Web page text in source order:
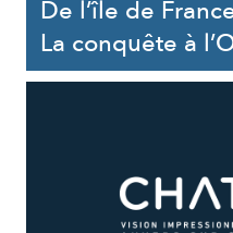
De l’île de
La conquête à